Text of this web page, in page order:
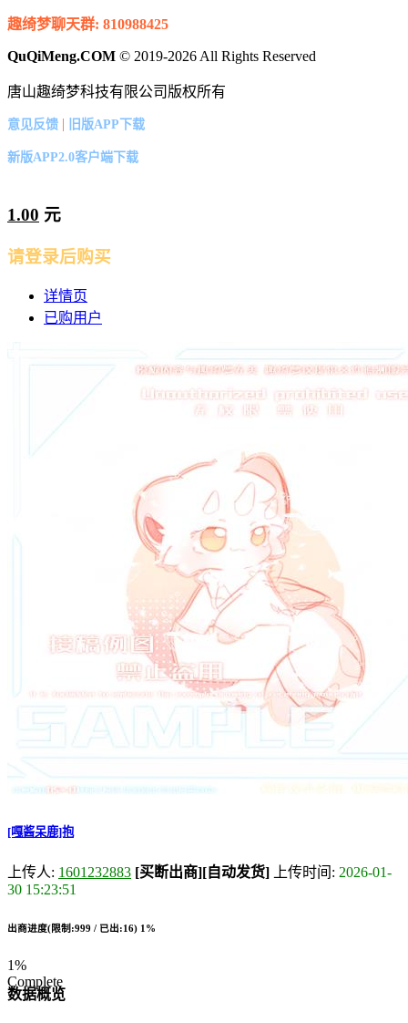
趣绮梦聊天群: 810988425
QuQiMeng.COM © 2019-2026 All Rights Reserved
唐山趣绮梦科技有限公司版权所有
意见反馈 | 旧版APP下载
新版APP2.0客户端下载
1.00 元
请登录后购买
详情页
已购用户
[嘎酱呆鹿]抱
上传人: 1601232883 [买断出商][自动发货] 上传时间: 2026-01-
30 15:23:51
出商进度(限制:999 / 已出:16) 1%
1%
Complete
数据概览